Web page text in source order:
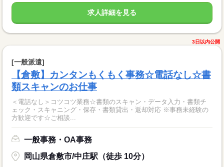
求人詳細を見る
3日以内公開
[一般派遣]
【倉敷】カンタンもくもく事務☆電話なし☆書
類スキャンのお仕事
＜電話なし＞コツコツ業務☆書類のスキャン・データ入力・書類チ
ェック・スキャニング・保存・書類貸出・返却対応 ※事務未経験の
方歓迎です☆ご相談...
一般事務・OA事務
岡山県倉敷市/中庄駅（徒歩 10分）